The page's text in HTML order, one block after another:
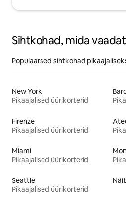
Sihtkohad, mida
Populaarsed sihtkohad
New York
Pikaajalised üürikorterid
Firenze
Pikaajalised üürikorterid
Miami
Pikaajalised üürikorterid
Seattle
Pikaajalised üürikorterid